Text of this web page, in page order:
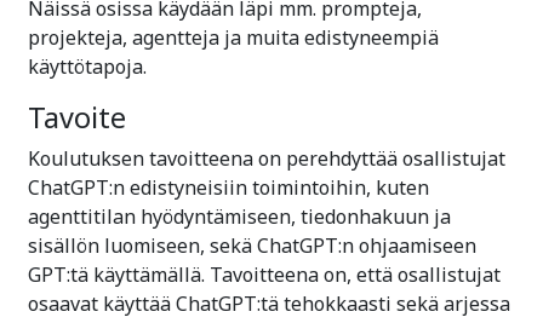
Näissä osissa käydään läpi mm. prompteja,
projekteja, agentteja ja muita edistyneempiä
käyttötapoja.
Tavoite
Koulutuksen tavoitteena on perehdyttää osallistujat
ChatGPT:n edistyneisiin toimintoihin, kuten
agenttitilan hyödyntämiseen, tiedonhakuun ja
sisällön luomiseen, sekä ChatGPT:n ohjaamiseen
GPT:tä käyttämällä. Tavoitteena on, että osallistujat
osaavat käyttää ChatGPT:tä tehokkaasti sekä arjessa